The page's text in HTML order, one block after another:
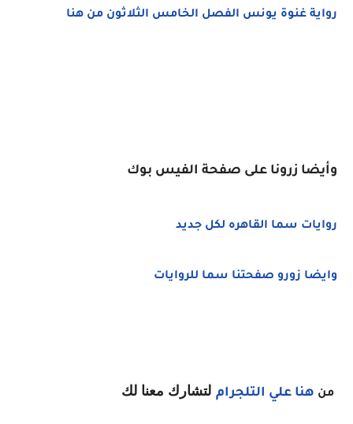
رواية غنوة يونس الفصل الخامس الثلاثون من هنا
وأيضا زرونا على صفحة الفيس بوك
روايات سما القاهره لكل جديد
وايضا زورو صفحتنا سما للروايات
من هنا علي التلجرام لتشارك معنا لك